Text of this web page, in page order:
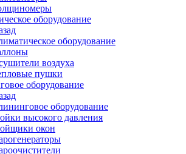
оборудование
оборудование
воздуха
пушки
оборудование
оборудование
высокого давления
окон